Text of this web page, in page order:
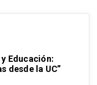
Educación:
desde la UC”